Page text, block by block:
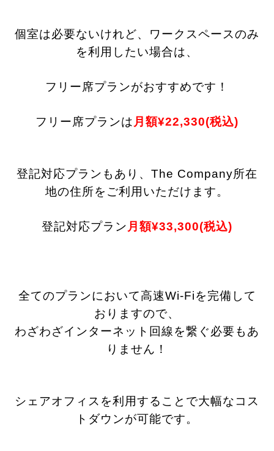
個室は必要ないけれど、ワークスペースのみ
を利用したい場合は、
フリー席プランがおすすめです！
フリー席プランは 月額¥22,330(税込)
登記対応プランもあり、The Company所在
地の住所をご利用いただけます。
登記対応プラン 月額¥33,300(税込)
全てのプランにおいて高速Wi-Fiを完備して
おりますので、
わざわざインターネット回線を繋ぐ必要もあ
りません！
シェアオフィスを利用することで大幅なコス
トダウンが可能です。